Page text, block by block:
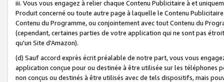
iii. Vous vous engagez à relier chaque Contenu Publicitaire à et
Produit concerné ou toute autre page à laquelle le Contenu
Contenu du Programme, ou conjointement avec tout Contenu du
(cependant, certaines parties de votre application qui ne sont pas
qu'un Site d'Amazon).
(d) Sauf accord exprès écrit préalable de notre part, vous vous
application conçue pour ou destinée à être utilisée sur les téléphones
non conçus ou destinés à être utilisés avec de tels dispositifs, mais